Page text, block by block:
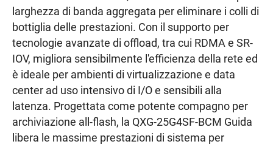
larghezza di banda aggregata per eliminare i colli di
bottiglia delle prestazioni. Con il supporto per
tecnologie avanzate di offload, tra cui RDMA e SR-
IOV, migliora sensibilmente l'efficienza della rete ed
è ideale per ambienti di virtualizzazione e data
center ad uso intensivo di I/O e sensibili alla
latenza. Progettata come potente compagno per
archiviazione all-flash, la QXG-25G4SF-BCM Guida
libera le massime prestazioni di sistema per